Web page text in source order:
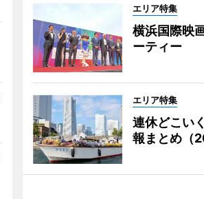
エリア特集
横浜国際映
ーティー
エリア特集
連休どこい
報まとめ（